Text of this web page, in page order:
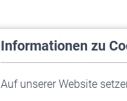
Informationen zu
Auf unserer Website